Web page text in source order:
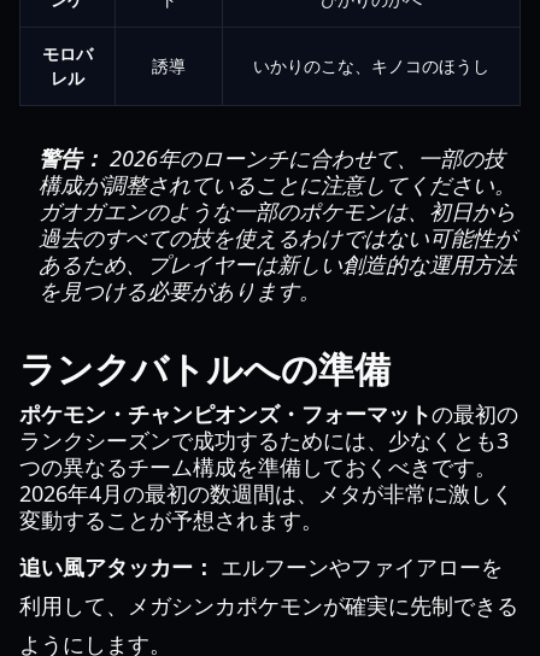
モロバ
レル
誘導 いかりのこな、キノコのほうし
警告： 2026年のローンチに合わせて、一部の技
構成が調整されていることに注意してください。
ガオガエンのような一部のポケモンは、初日から
過去のすべての技を使えるわけではない可能性が
あるため、プレイヤーは新しい創造的な運用方法
を見つける必要があります。
ランクバトルへの準備
ポケモン・チャンピオンズ・フォーマットの最初の
ランクシーズンで成功するためには、少なくとも3
つの異なるチーム構成を準備しておくべきです。
2026年4月の最初の数週間は、メタが非常に激しく
変動することが予想されます。
追い風アタッカー： エルフーンやファイアローを
利用して、メガシンカポケモンが確実に先制できる
ようにします。